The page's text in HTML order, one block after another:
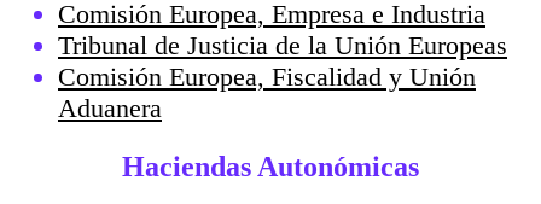
Comisión Europea, Empresa e Industria
Tribunal de Justicia de la Unión Europeas
Comisión Europea, Fiscalidad y Unión
Aduanera
Haciendas Autonómicas